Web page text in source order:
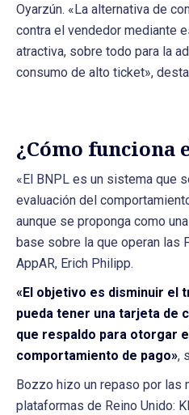
Oyarzún. «La alternativa de
contra el vendedor mediante
atractiva, sobre todo para la
consumo de alto ticket»,
¿Cómo funciona
«El BNPL es un sistema que
evaluación del
aunque se proponga como
base sobre la que operan las
AppAR, Erich Philipp.
«El objetivo es disminuir el
pueda tener una tarjeta de
que respaldo para otorgar
comportamiento de pago»,
Bozzo hizo un repaso por
plataformas de Reino Unido: